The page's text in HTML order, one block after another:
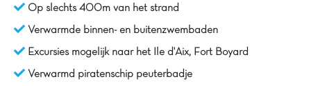
Op slechts 400m van het strand
Verwarmde binnen- en buitenzwembaden
Excursies mogelijk naar het Ile d'Aix, Fort Boyard
Verwarmd piratenschip peuterbadje